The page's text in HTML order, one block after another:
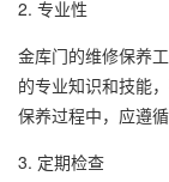
2. 专业性
金库门的维修保养
的专业知识和技能
保养过程中，应遵
3. 定期检查